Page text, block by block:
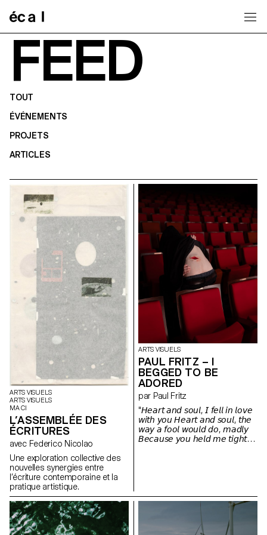
FEED
TOUT
ÉVÉNEMENTS
PROJETS
ARTICLES
ARTS VISUELS
ARTS VISUELS
MA CI
L’ASSEMBLÉE DES
ÉCRITURES
avec Federico Nicolao
Une exploration collective des
nouvelles synergies entre
l’écriture contemporaine et la
pratique artistique.
ARTS VISUELS
PAUL FRITZ – I
BEGGED TO BE
ADORED
par Paul Fritz
"𝘏𝘦𝘢𝘳𝘵 𝘢𝘯𝘥 𝘴𝘰𝘶𝘭, 𝘐 𝘧𝘦𝘭𝘭 𝘪𝘯 𝘭𝘰𝘷𝘦
𝘸𝘪𝘵𝘩 𝘺𝘰𝘶 𝘏𝘦𝘢𝘳𝘵 𝘢𝘯𝘥 𝘴𝘰𝘶𝘭, 𝘵𝘩𝘦
𝘸𝘢𝘺 𝘢 𝘧𝘰𝘰𝘭 𝘸𝘰𝘶𝘭𝘥 𝘥𝘰, 𝘮𝘢𝘥𝘭𝘺
𝘉𝘦𝘤𝘢𝘶𝘴𝘦 𝘺𝘰𝘶 𝘩𝘦𝘭𝘥 𝘮𝘦 𝘵𝘪𝘨𝘩𝘵